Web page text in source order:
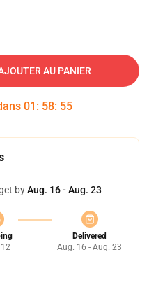
AU PANIER
01 : 58: 54
byAug. 16 - Aug. 23
Delivered
Aug. 16 - Aug. 23